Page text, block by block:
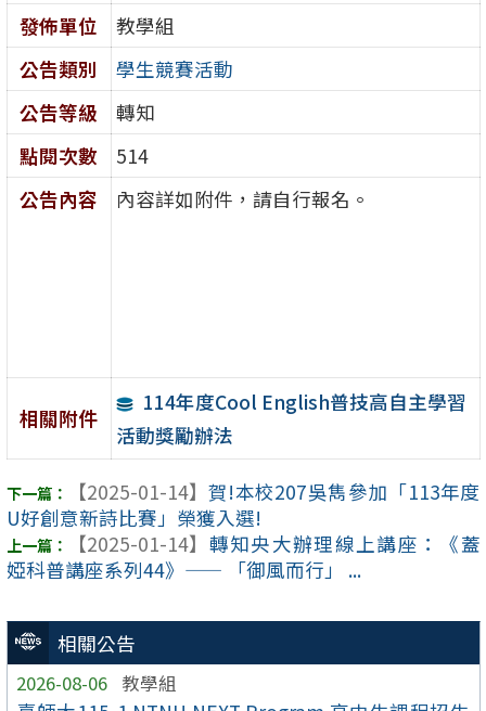
相關公告
2026-08-06 教學組
發佈單位
教學組
公告類別
學生競賽活動
公告等級
轉知
點閱次數
514
公告內容
內容詳如附件，請自行報名。
相關附件
114年度Cool English普技高自主學習
活動獎勵辦法
【2025-01-14】 賀!本校207吳雋參加「113年度
U好創意新詩比賽」榮獲入選!
【2025-01-14】 轉知央大辦理線上講座：《蓋
婭科普講座系列44》—— 「御風而行」 ...